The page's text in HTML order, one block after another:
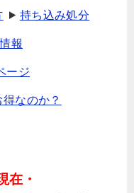
持ち込み処分
報
ージ
なのか？
在・